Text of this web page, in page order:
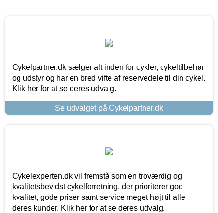
Cykelpartner.dk sælger alt inden for cykler, cykeltilbehør
og udstyr og har en bred vifte af reservedele til din cykel.
Klik her for at se deres udvalg.
Se udvalget på Cykelpartner.dk
Cykelexperten.dk vil fremstå som en troværdig og
kvalitetsbevidst cykelforretning, der prioriterer god
kvalitet, gode priser samt service meget højt til alle
deres kunder. Klik her for at se deres udvalg.